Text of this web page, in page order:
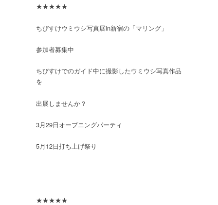
★★★★★
ちびすけウミウシ写真展in新宿の「マリング」
参加者募集中
ちびすけでのガイド中に撮影したウミウシ写真作品
を
出展しませんか？
3月29日オープニングパーティ
5月12日打ち上げ祭り
★★★★★